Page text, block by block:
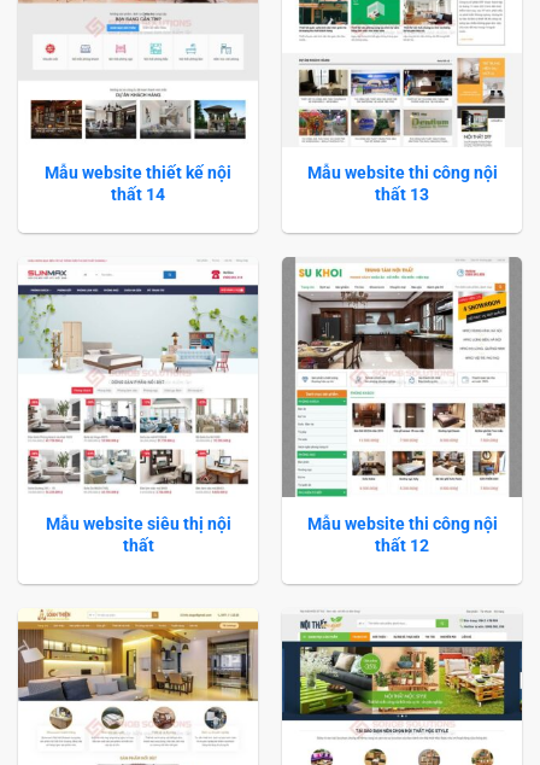
Mẫu website thiết kế nội
thất 14
Mẫu website thi công nội
thất 13
Mẫu website siêu thị nội
thất
Mẫu website thi công nội
thất 12